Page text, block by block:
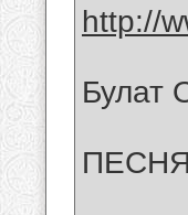
http://
Булат